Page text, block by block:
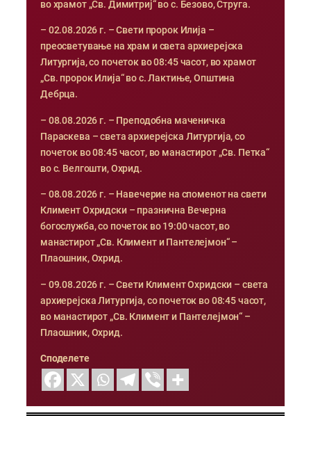
во храмот „Св. Димитриј“ во с. Безово, Струга.
– 02.08.2026 г. – Свети пророк Илија –
преосветување на храм и света архиерејска
Литургија, со почеток во 08:45 часот, во храмот
„Св. пророк Илија“ во с. Лактиње, Општина
Дебрца.
– 08.08.2026 г. – Преподобна маченичка
Параскева – света архиерејска Литургија, со
почеток во 08:45 часот, во манастирот „Св. Петка“
во с. Велгошти, Охрид.
– 08.08.2026 г. – Навечерие на споменот на свети
Климент Охридски – празнична Вечерна
богослужба, со почеток во 19:00 часот, во
манастирот „Св. Климент и Пантелејмон“ –
Плаошник, Охрид.
– 09.08.2026 г. – Свети Климент Охридски – света
архиерејска Литургија, со почеток во 08:45 часот,
во манастирот „Св. Климент и Пантелејмон“ –
Плаошник, Охрид.
Споделете